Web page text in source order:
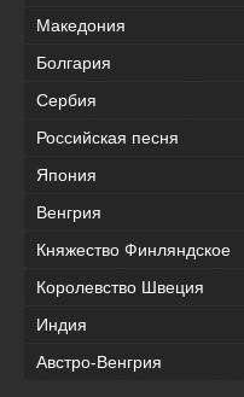
Македония
Болгария
Сербия
Российская песня
Япония
Венгрия
Княжество Финляндское
Королевство Швеция
Индия
Австро-Венгрия